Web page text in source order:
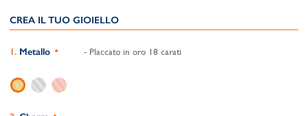
CREA IL TUO GIOIELLO
Metallo - Placcato in oro 18 carati